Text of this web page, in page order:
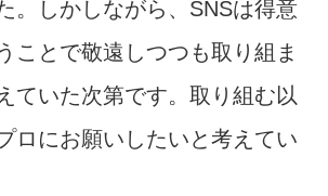
。しかしながら、SNSは得意
ことで敬遠しつつも取り組ま
ていた次第です。取り組む以
ロにお願いしたいと考えてい